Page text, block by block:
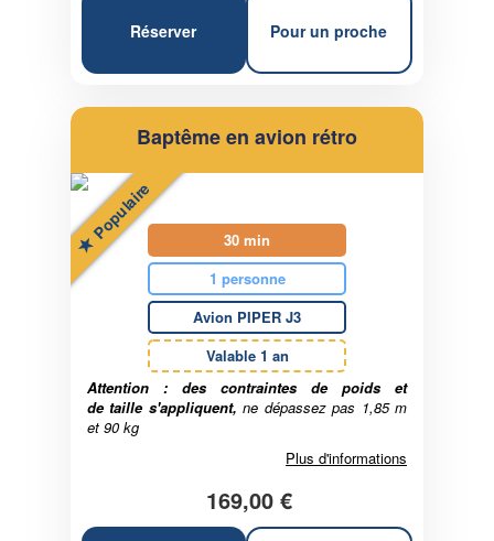
Réserver Pour un proche
Baptême en avion rétro
Populaire
30 min
1 personne
Avion PIPER J3
Valable 1 an
Attention : des contraintes de poids et
de taille s'appliquent,ne dépassez pas 1,85 m
et 90 kg
Plus d'informations
169,00 €